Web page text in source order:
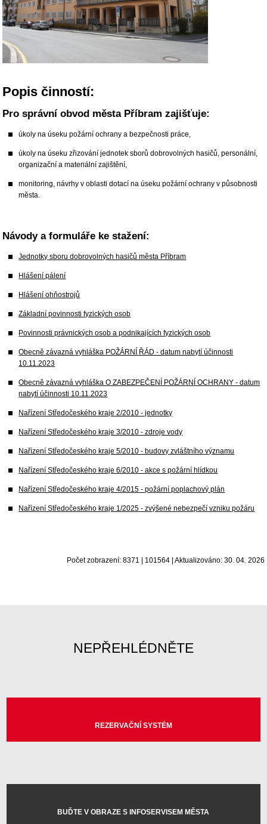
Popis činností:
Pro správní obvod města Příbram zajišťuje:
úkoly na úseku požární ochrany a bezpečnosti práce,
úkoly na úseku zřizování jednotek sborů dobrovolných hasičů, personální,
organizační a materiální zajištění,
monitoring, návrhy v oblasti dotací na úseku požární ochrany v působnosti
města.
Návody a formuláře ke stažení:
Jednotky sboru dobrovolných hasičů města Příbram
Hlášení pálení
Hlášení ohňostrojů
Základní povinnosti fyzických osob
Povinnosti právnických osob a podnikajících fyzických osob
Obecně závazná vyhláška POŽÁRNÍ ŘÁD - datum nabytí účinnosti
10.11.2023
Obecně závazná vyhláška O ZABEZPEČENÍ POŽÁRNÍ OCHRANY - datum
nabytí účinnosti 10.11.2023
Nařízení Středočeského kraje 2/2010 - jednotky
Nařízení Středočeského kraje 3/2010 - zdroje vody
Nařízení Středočeského kraje 5/2010 - budovy zvláštního významu
Nařízení Středočeského kraje 6/2010 - akce s požární hlídkou
Nařízení Středočeského kraje 4/2015 - požární poplachový plán
Nařízení Středočeského kraje 1/2025 - zvýšené nebezpečí vzniku požáru
Počet zobrazení: 8371 | 101564 | Aktualizováno: 30. 04. 2026
NEPŘEHLÉDNĚTE
REZERVAČNÍ SYSTÉM
BUĎTE V OBRAZE S INFOSERVISEM MĚSTA